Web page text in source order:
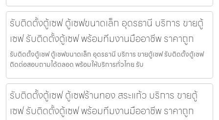
รับติดตั้งตู้เซฟ ตู้เซฟขนาดเล็ก อุดรธานี บริการ ขายตู้
เซฟ รับติดตั้งตู้เซฟ พร้อมทีมงานมืออาชีพ ราคาถูก
รับติดตั้งตู้เซฟ ตู้เซฟขนาดเล็ก อุดรธานี บริการ ขายตู้เซฟ รับติดตั้งตู้เซฟ
ติดต่อสอบถามได้ตลอด พร้อมให้บริการทั่วไทย รับ
รับติดตั้งตู้เซฟ ตู้เซฟร้านทอง สระแก้ว บริการ ขายตู้
เซฟ รับติดตั้งตู้เซฟ พร้อมทีมงานมืออาชีพ ราคาถูก